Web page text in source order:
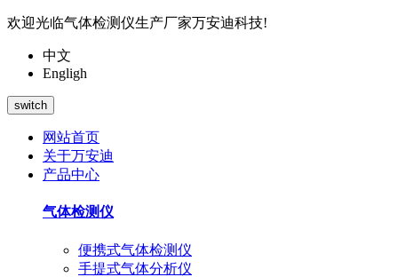
欢迎光临气体检测仪生产厂家万安迪科技!
中文
Engligh
switch
网站首页
关于万安迪
产品中心
气体检测仪
便携式气体检测仪
手提式气体分析仪